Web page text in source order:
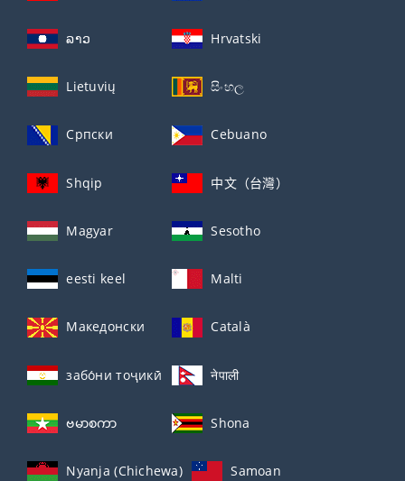
ລາວ Hrvatski
Lietuvių සිංහල
Српски Cebuano
Shqip 中文（台灣）
Magyar Sesotho
eesti keel Malti
Македонски Català
забо́ни тоҷикӣ́ नेपाली
ဗမာစကာ Shona
Nyanja (Chichewa) Samoan